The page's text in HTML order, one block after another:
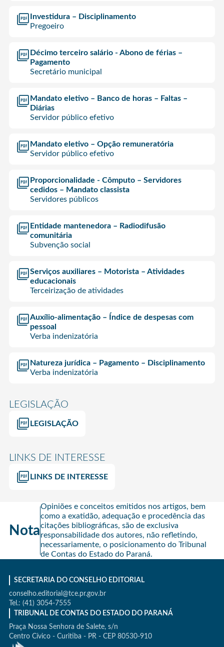
Investidura – Disciplinamento
Pregoeiro
Décimo terceiro salário - Abono de férias –
Pagamento
Secretário municipal
Mandato eletivo – Banco de horas – Faltas –
Diárias
Servidor público efetivo
Mandato eletivo – Opção remuneratória
Servidor público efetivo
Proporcionalidade - Cômputo – Servidores
cedidos – Mandato classista
Servidores públicos
Entidade mantenedora – Radiodifusão
comunitária
Subvenção social
Serviços auxiliares – Motorista – Atividades
educacionais
Terceirização de atividades
Auxílio-alimentação – Índice de despesas com
pessoal
Verba indenizatória
Natureza jurídica – Pagamento – Disciplinamento
Verba indenizatória
LEGISLAÇÃO
LEGISLAÇÃO
LINKS DE INTERESSE
LINKS DE INTERESSE
Nota
Opiniões e conceitos emitidos nos artigos, bem
como a exatidão, adequação e procedência das
citações bibliográficas, são de exclusiva
responsabilidade dos autores, não refletindo,
necessariamente, o posicionamento do Tribunal
de Contas do Estado do Paraná.
SECRETARIA DO CONSELHO EDITORIAL
conselho.editorial@tce.pr.gov.br
Tel.: (41) 3054-7555
TRIBUNAL DE CONTAS DO ESTADO DO PARANÁ
Praça Nossa Senhora de Salete, s/n
Centro Cívico - Curitiba - PR - CEP 80530-910